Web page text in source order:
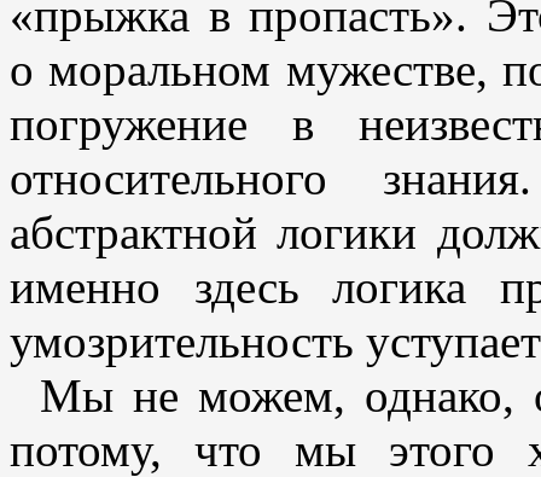
«прыжка в пропасть».
о моральном мужестве,
погружение в
относительного
абстрактной логики
именно здесь логика
умозрительность
Мы не можем, однако,
потому, что мы этого